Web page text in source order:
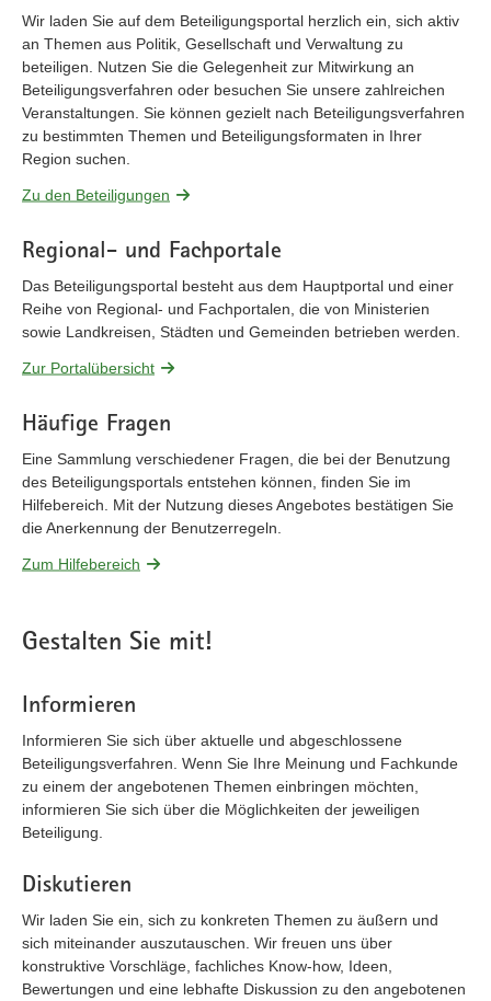
Wir laden Sie auf dem Beteiligungsportal herzlich ein, sich aktiv
an Themen aus Politik, Gesellschaft und Verwaltung zu
beteiligen. Nutzen Sie die Gelegenheit zur Mitwirkung an
Beteiligungsverfahren oder besuchen Sie unsere zahlreichen
Veranstaltungen. Sie können gezielt nach Beteiligungsverfahren
zu bestimmten Themen und Beteiligungsformaten in Ihrer
Region suchen.
Zu den Beteiligungen
Regional- und Fachportale
Das Beteiligungsportal besteht aus dem Hauptportal und einer
Reihe von Regional- und Fachportalen, die von Ministerien
sowie Landkreisen, Städten und Gemeinden betrieben werden.
Zur Portalübersicht
Häufige Fragen
Eine Sammlung verschiedener Fragen, die bei der Benutzung
des Beteiligungsportals entstehen können, finden Sie im
Hilfebereich. Mit der Nutzung dieses Angebotes bestätigen Sie
die Anerkennung der Benutzerregeln.
Zum Hilfebereich
Gestalten Sie mit!
Informieren
Informieren Sie sich über aktuelle und abgeschlossene
Beteiligungsverfahren. Wenn Sie Ihre Meinung und Fachkunde
zu einem der angebotenen Themen einbringen möchten,
informieren Sie sich über die Möglichkeiten der jeweiligen
Beteiligung.
Diskutieren
Wir laden Sie ein, sich zu konkreten Themen zu äußern und
sich miteinander auszutauschen. Wir freuen uns über
konstruktive Vorschläge, fachliches Know-how, Ideen,
Bewertungen und eine lebhafte Diskussion zu den angebotenen